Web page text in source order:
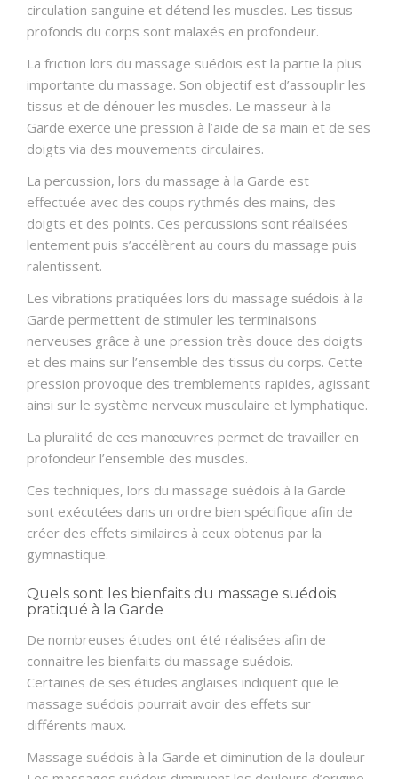
circulation sanguine et détend les muscles. Les tissus
profonds du corps sont malaxés en profondeur.
La friction lors du massage suédois est la partie la plus
importante du massage. Son objectif est d’assouplir les
tissus et de dénouer les muscles. Le masseur à la
Garde exerce une pression à l’aide de sa main et de ses
doigts via des mouvements circulaires.
La percussion, lors du massage à la Garde est
effectuée avec des coups rythmés des mains, des
doigts et des points. Ces percussions sont réalisées
lentement puis s’accélèrent au cours du massage puis
ralentissent.
Les vibrations pratiquées lors du massage suédois à la
Garde permettent de stimuler les terminaisons
nerveuses grâce à une pression très douce des doigts
et des mains sur l’ensemble des tissus du corps. Cette
pression provoque des tremblements rapides, agissant
ainsi sur le système nerveux musculaire et lymphatique.
La pluralité de ces manœuvres permet de travailler en
profondeur l’ensemble des muscles.
Ces techniques, lors du massage suédois à la Garde
sont exécutées dans un ordre bien spécifique afin de
créer des effets similaires à ceux obtenus par la
gymnastique.
Quels sont les bienfaits du massage suédois
pratiqué à la Garde
De nombreuses études ont été réalisées afin de
connaitre les bienfaits du massage suédois.
Certaines de ses études anglaises indiquent que le
massage suédois pourrait avoir des effets sur
différents maux.
Massage suédois à la Garde et diminution de la douleur